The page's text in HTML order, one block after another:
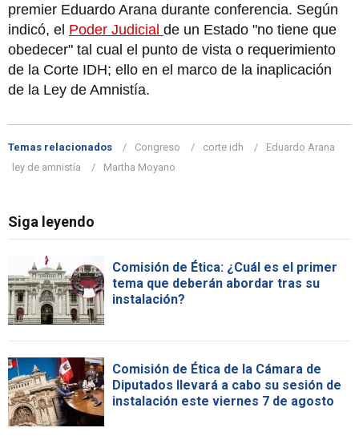
premier Eduardo Arana durante conferencia. Según
indicó, el Poder Judicial de un Estado "no tiene que
obedecer" tal cual el punto de vista o requerimiento
de la Corte IDH; ello en el marco de la inaplicación
de la Ley de Amnistía.
Temas relacionados Congreso corte idh
Eduardo Arana
ley de amnistía
Martha Moyano
Siga leyendo
Comisión de Ética: ¿Cuál es el primer
tema que deberán abordar tras su
instalación?
Comisión de Ética de la Cámara de
Diputados llevará a cabo su sesión de
instalación este viernes 7 de agosto